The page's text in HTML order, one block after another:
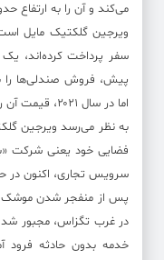
می‌کند و آن را به ارتفاع حدود ۸۶ کیلومتر
ویرجین گلکتیک مایل
سفر پرداخت کرده‌اند،
اما در سال ۲۰۲۱، قیمت آن را به ۴۵۰ هزار دلار افزایش داد.
به نظر می‌رسد ویرجین
سرویس تجاری، اکنون در
پس از منفجر شدن موشک
در غرب تگزاس، مجبور
خدمه بدون حادثه فرود